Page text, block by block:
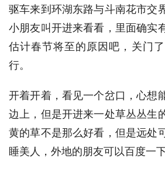
驱车来到环湖东路与斗南花市交
小朋友叫开进来看看，里面确实
估计春节将至的原因吧，关门
行。
开着开着，看见一个岔口，心想
边上，但是开进来一处草丛丛生
黄的草不是那么好看，但是远处
睡美人，外地的朋友可以百度一下